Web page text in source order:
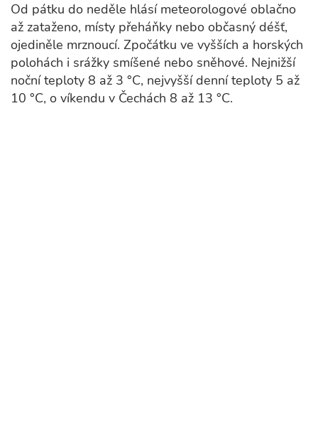
Od pátku do neděle hlásí meteorologové oblačno
až zataženo, místy přeháňky nebo občasný déšť,
ojediněle mrznoucí. Zpočátku ve vyšších a horských
polohách i srážky smíšené nebo sněhové. Nejnižší
noční teploty 8 až 3 °C, nejvyšší denní teploty 5 až
10 °C, o víkendu v Čechách 8 až 13 °C.